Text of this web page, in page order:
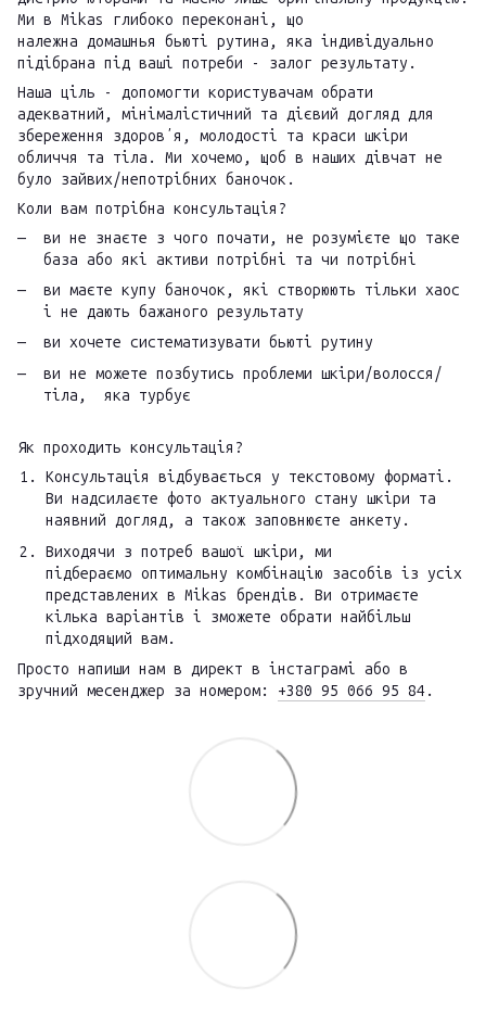
Ми в Mikas глибоко переконані, що
належна домашнья бьюті рутина, яка індивідуально
підібрана під ваші потреби - залог результату.
Наша ціль - допомогти користувачам обрати
адекватний, мінімалістичний та дієвий догляд для
збереження здоровʼя, молодості та краси шкіри
обличчя та тіла. Ми хочемо, щоб в наших дівчат не
було зайвих/непотрібних баночок.
Коли вам потрібна консультація?
ви не знаєте з чого почати, не розумієте що таке
база або які активи потрібні та чи потрібні
ви маєте купу баночок, які створюють тільки хаос
і не дають бажаного результату
ви хочете систематизувати бьюті рутину
ви не можете позбутись проблеми шкіри/волосся/
тіла, яка турбує
Як проходить консультація?
Консультація відбувається у текстовому форматі.
Ви надсилаєте фото актуального стану шкіри та
наявний догляд, а також заповнюєте анкету.
Виходячи з потреб вашої шкіри, ми
підбераємо оптимальну комбінацію засобів із усіх
представлених в Mikas брендів. Ви отримаєте
кілька варіантів і зможете обрати найбільш
підходящий вам.
Просто напиши нам в директ в інстаграмі або в
зручний месенджер за номером: +380 95 066 95 84.